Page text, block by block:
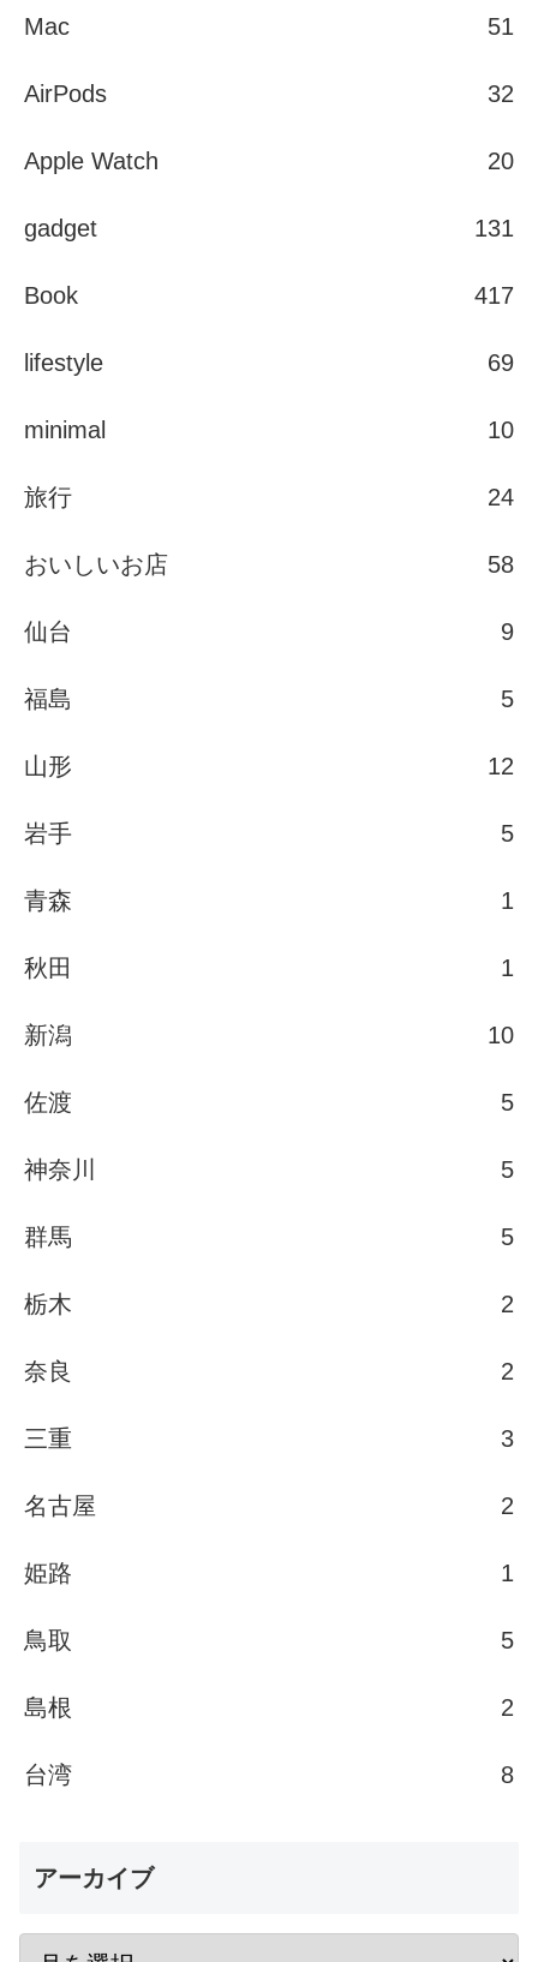
Mac 51
AirPods 32
Apple Watch 20
gadget 131
Book 417
lifestyle 69
minimal 10
旅行 24
おいしいお店 58
仙台 9
福島 5
山形 12
岩手 5
青森 1
秋田 1
新潟 10
佐渡 5
神奈川 5
群馬 5
栃木 2
奈良 2
三重 3
名古屋 2
姫路 1
鳥取 5
島根 2
台湾 8
アーカイブ